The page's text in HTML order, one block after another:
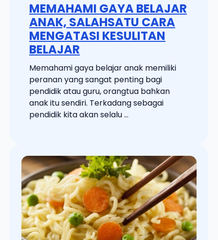
MEMAHAMI GAYA BELAJAR
ANAK, SALAHSATU CARA
MENGATASI KESULITAN
BELAJAR
Memahami gaya belajar anak memiliki
peranan yang sangat penting bagi
pendidik atau guru, orangtua bahkan
anak itu sendiri. Terkadang sebagai
pendidik kita akan selalu ...